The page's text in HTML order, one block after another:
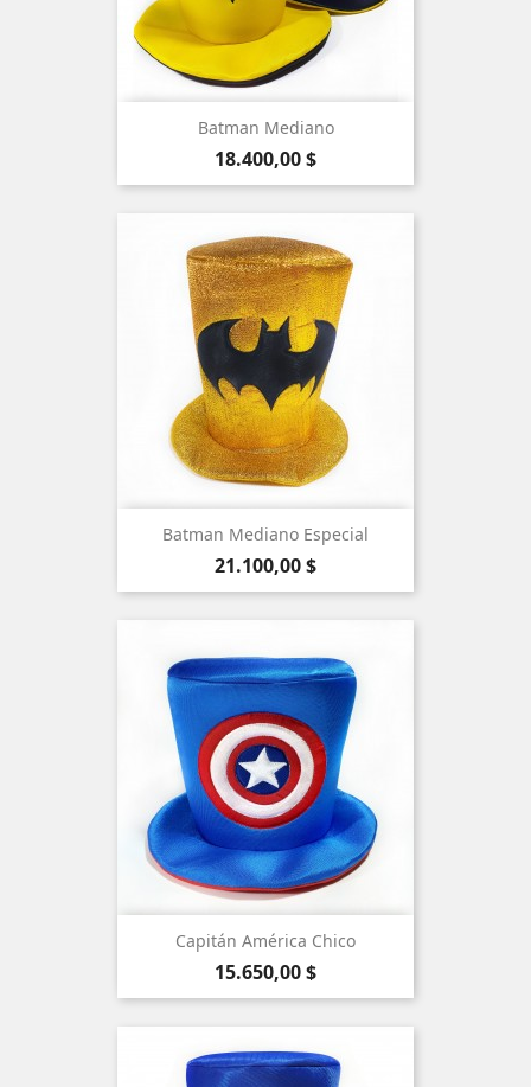
Batman Mediano
Precio
18.400,00 $
Batman Mediano Especial
Precio
21.100,00 $
Capitán América Chico
Precio
15.650,00 $